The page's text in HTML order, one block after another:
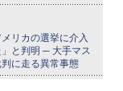
リカの選挙に介入
と判明 ─ 大手マス
に走る異常事態